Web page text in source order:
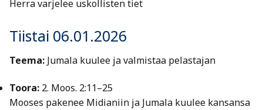
Herra varjelee uskollisten tiet
Tiistai 06.01.2026
Teema: Jumala kuulee ja valmistaa pelastajan
Toora: 2. Moos. 2:11–25
Mooses pakenee Midianiin ja Jumala kuulee kansansa